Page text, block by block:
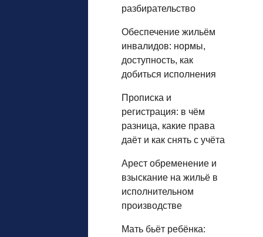
разбирательство
Обеспечение жильём
инвалидов: нормы,
доступность, как
добиться исполнения
Прописка и
регистрация: в чём
разница, какие права
даёт и как снять с учёта
Арест обременение и
взыскание на жильё в
исполнительном
производстве
Мать бьёт ребёнка: